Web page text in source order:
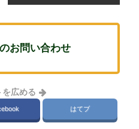
お問い合わせ
を広める
はてブ